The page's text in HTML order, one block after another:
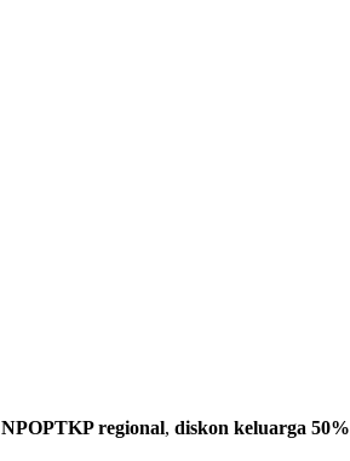
NPOPTKP regional, diskon keluarga 50%